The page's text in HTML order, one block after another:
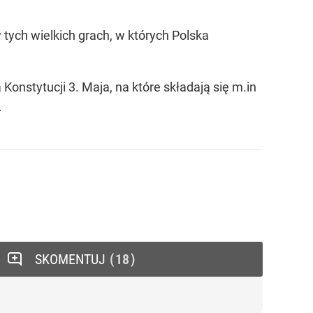
wielkich grach, w których Polska
3. Maja, na które składają się m.in
SKOMENTUJ 18